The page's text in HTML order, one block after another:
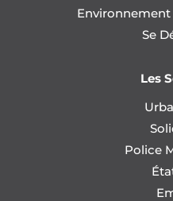
Environnement
Se
Les
Police